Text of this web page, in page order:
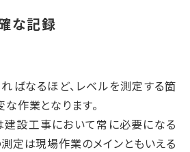
な記録
ばなるほど、レベルを測定する箇
作業となります。
建設工事において常に必要になる
定は現場作業のメインともいえる